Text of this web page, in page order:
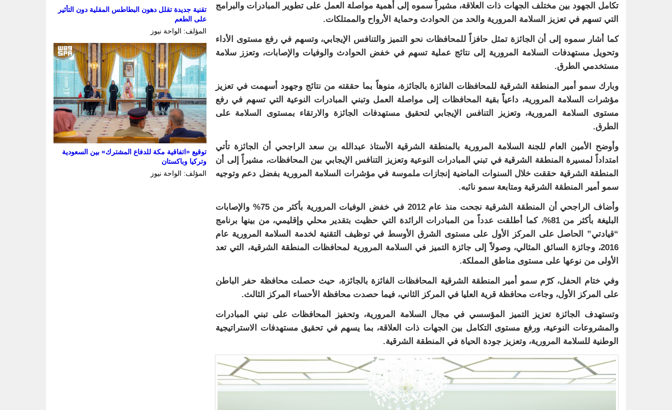
تكامل الجهود بين مختلف الجهات ذات العلاقة، مشيراً سموه إلى أهمية مواصلة العمل على تطوير المبادرات والبرامج
التي تسهم في تعزيز السلامة المرورية والحد من الحوادث وحماية الأرواح والممتلكات.
كما أشار سموه إلى أن الجائزة تمثل حافزاً للمحافظات نحو التميز والتنافس الإيجابي، وتسهم في رفع مستوى الأداء
وتحويل مستهدفات السلامة المرورية إلى نتائج عملية تسهم في خفض الحوادث والوفيات والإصابات، وتعزز سلامة
مستخدمي الطرق.
وبارك سمو أمير المنطقة الشرقية للمحافظات الفائزة بالجائزة، منوهاً بما حققته من نتائج وجهود أسهمت في تعزيز
مؤشرات السلامة المرورية، داعياً بقية المحافظات إلى مواصلة العمل وتبني المبادرات النوعية التي تسهم في رفع
مستوى السلامة المرورية، وتعزيز التنافس الإيجابي لتحقيق مستهدفات الجائزة والارتقاء بمستوى السلامة على
الطرق.
وأوضح الأمين العام للجنة السلامة المرورية بالمنطقة الشرقية الأستاذ عبدالله بن سعد الراجحي أن الجائزة تأتي
امتداداً لمسيرة المنطقة الشرقية في تبني المبادرات النوعية وتعزيز التنافس الإيجابي بين المحافظات، مشيراً إلى أن
المنطقة الشرقية حققت خلال السنوات الماضية إنجازات ملموسة في مؤشرات السلامة المرورية بفضل دعم وتوجيه
سمو أمير المنطقة الشرقية ومتابعة سمو نائبه.
وأضاف الراجحي أن المنطقة الشرقية نجحت منذ عام 2012 في خفض الوفيات المرورية بأكثر من 75% والإصابات
البليغة بأكثر من 81%، كما أطلقت عدداً من المبادرات الرائدة التي حظيت بتقدير محلي وإقليمي، من بينها برنامج
“قيادتي” الحاصل على المركز الأول على مستوى الشرق الأوسط في توظيف التقنية لخدمة السلامة المرورية عام
2016، وجائزة السائق المثالي، وصولاً إلى جائزة التميز في السلامة المرورية لمحافظات المنطقة الشرقية، التي تعد
الأولى من نوعها على مستوى مناطق المملكة.
وفي ختام الحفل، كرّم سمو أمير المنطقة الشرقية المحافظات الفائزة بالجائزة، حيث حصلت محافظة حفر الباطن
على المركز الأول، وجاءت محافظة قرية العليا في المركز الثاني، فيما حصدت محافظة الأحساء المركز الثالث.
وتستهدف الجائزة تعزيز التميز المؤسسي في مجال السلامة المرورية، وتحفيز المحافظات على تبني المبادرات
والمشروعات النوعية، ورفع مستوى التكامل بين الجهات ذات العلاقة، بما يسهم في تحقيق مستهدفات الاستراتيجية
الوطنية للسلامة المرورية، وتعزيز جودة الحياة في المنطقة الشرقية.
تقنية جديدة تقلل دهون البطاطس المقلية دون التأثير
على الطعم
المؤلف: الواحة نيوز
توقيع «اتفاقية مكة للدفاع المشترك» بين السعودية
وتركيا وباكستان
المؤلف: الواحة نيوز